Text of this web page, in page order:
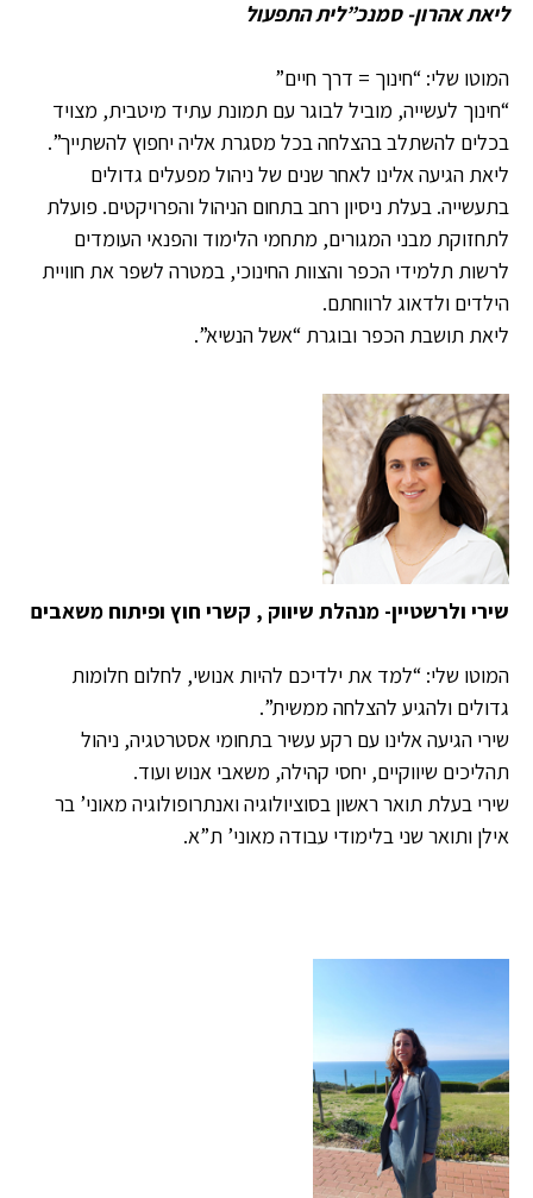
ליאת אהרון- סמנכ”לית התפעול
המוטו שלי: “חינוך = דרך חיים”
“חינוך לעשייה, מוביל לבוגר עם תמונת עתיד מיטבית, מצויד
בכלים להשתלב בהצלחה בכל מסגרת אליה יחפוץ להשתייך”.
ליאת הגיעה אלינו לאחר שנים של ניהול מפעלים גדולים
בתעשייה. בעלת ניסיון רחב בתחום הניהול והפרויקטים. פועלת
לתחזוקת מבני המגורים, מתחמי הלימוד והפנאי העומדים
לרשות תלמידי הכפר והצוות החינוכי, במטרה לשפר את חוויית
הילדים ולדאוג לרווחתם.
ליאת תושבת הכפר ובוגרת “אשל הנשיא”.
שירי ולרשטיין- מנהלת שיווק , קשרי חוץ ופיתוח משאבים
המוטו שלי: “למד את ילדיכם להיות אנושי, לחלום חלומות
גדולים ולהגיע להצלחה ממשית”.
שירי הגיעה אלינו עם רקע עשיר בתחומי אסטרטגיה, ניהול
תהליכים שיווקיים, יחסי קהילה, משאבי אנוש ועוד.
שירי בעלת תואר ראשון בסוציולוגיה ואנתרופולוגיה מאוני’ בר
אילן ותואר שני בלימודי עבודה מאוני’ ת”א.